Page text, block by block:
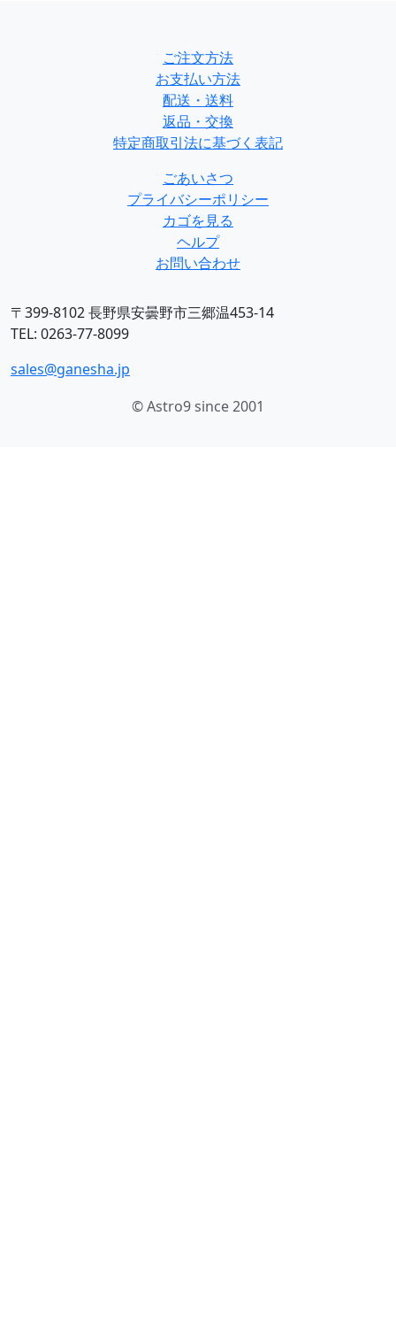
ご注文方法
お支払い方法
配送・送料
返品・交換
特定商取引法に基づく表記
ごあいさつ
プライバシーポリシー
カゴを見る
ヘルプ
お問い合わせ
〒399-8102 長野県安曇野市三郷温453-14
TEL: 0263-77-8099
sales@ganesha.jp
© Astro9 since 2001